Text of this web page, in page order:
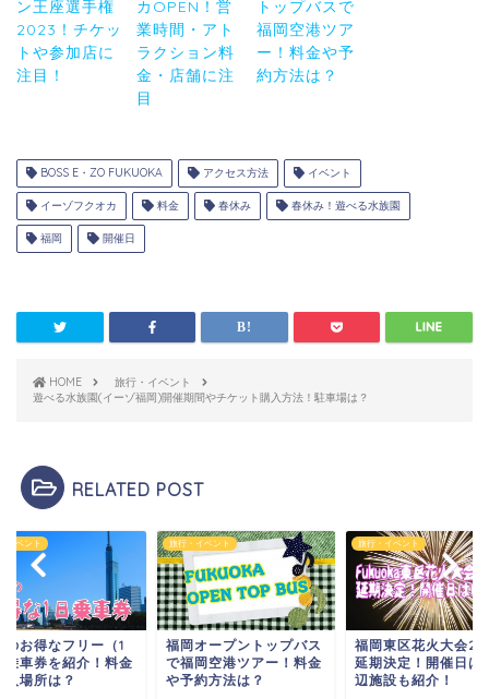
ン王座選手権
2023！チケッ
トや参加店に
注目！
カOPEN！営
業時間・アト
ラクション料
金・店舗に注
目
トップバスで
福岡空港ツア
ー！料金や予
約方法は？
BOSS E・ZO FUKUOKA アクセス方法 イベント
イーゾフクオカ 料金 春休み 春休み！遊べる水族園
福岡 開催日
HOME
旅行・イベント
遊べる水族園(イーゾ福岡)開催期間やチケット購入方法！駐車場は？
RELATED POST
イベント
のお得なフリー（1
乗車券を紹介！料金
入場所は？
旅行・イベント
福岡オープントップバス
で福岡空港ツアー！料金
や予約方法は？
旅行・イベント
福岡東区花火大会
延期決定！開催日は
辺施設も紹介！